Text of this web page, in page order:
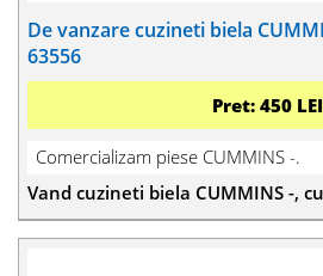
De vanzare cuzineti biela
63556
Pret: 450 LEI
Comercializam piese CUMMINS -.
Vand cuzineti biela CUMMINS -,